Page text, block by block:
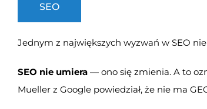
SEO
Jednym z największych wyzwań w SEO
SEO nie umiera — ono się zmienia. A to
Mueller z Google powiedział, że nie ma